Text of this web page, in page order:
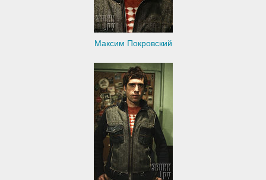
Максим Покровский